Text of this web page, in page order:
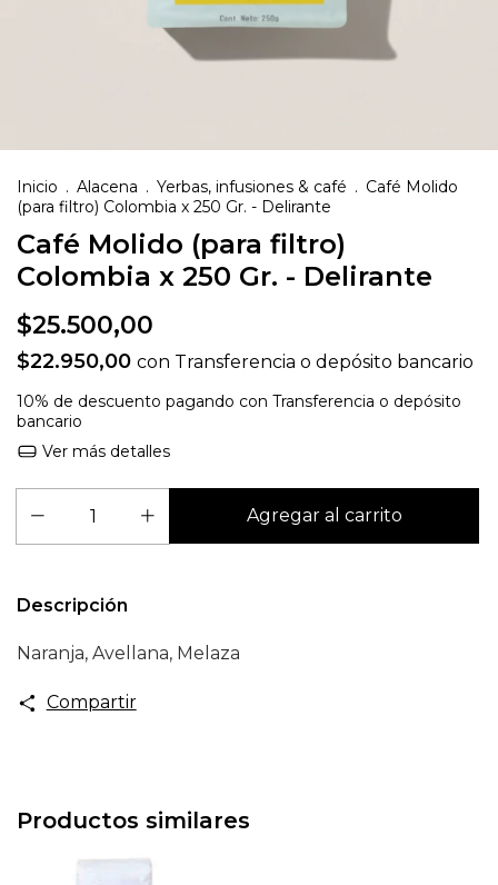
Inicio . Alacena . Yerbas, infusiones & café . Café Molido
(para filtro) Colombia x 250 Gr. - Delirante
Café Molido (para filtro)
Colombia x 250 Gr. - Delirante
$25.500,00
$22.950,00 con Transferencia o depósito bancario
10% de descuento pagando con Transferencia o depósito
bancario
Ver más detalles
Descripción
Naranja, Avellana, Melaza
Compartir
Productos similares